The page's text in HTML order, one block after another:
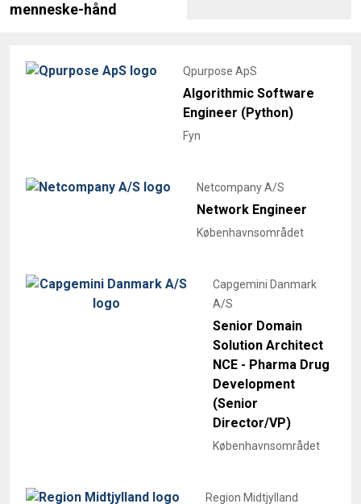
menneske-hånd
Qpurpose ApS
Algorithmic Software
Engineer (Python)
Fyn
Netcompany A/S
Network Engineer
Københavnsområdet
Capgemini Danmark
A/S
Senior Domain
Solution Architect
NCE - Pharma Drug
Development
(Senior
Director/VP)
Københavnsområdet
Region Midtjylland